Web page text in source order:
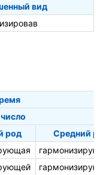
вид
род
Средний